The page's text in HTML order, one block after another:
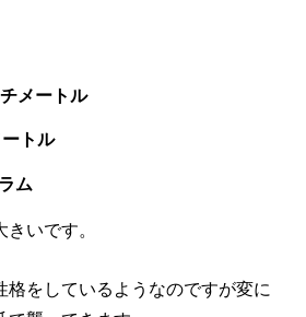
メートル
トル
ム
いです。
格をしているようなのですが変に